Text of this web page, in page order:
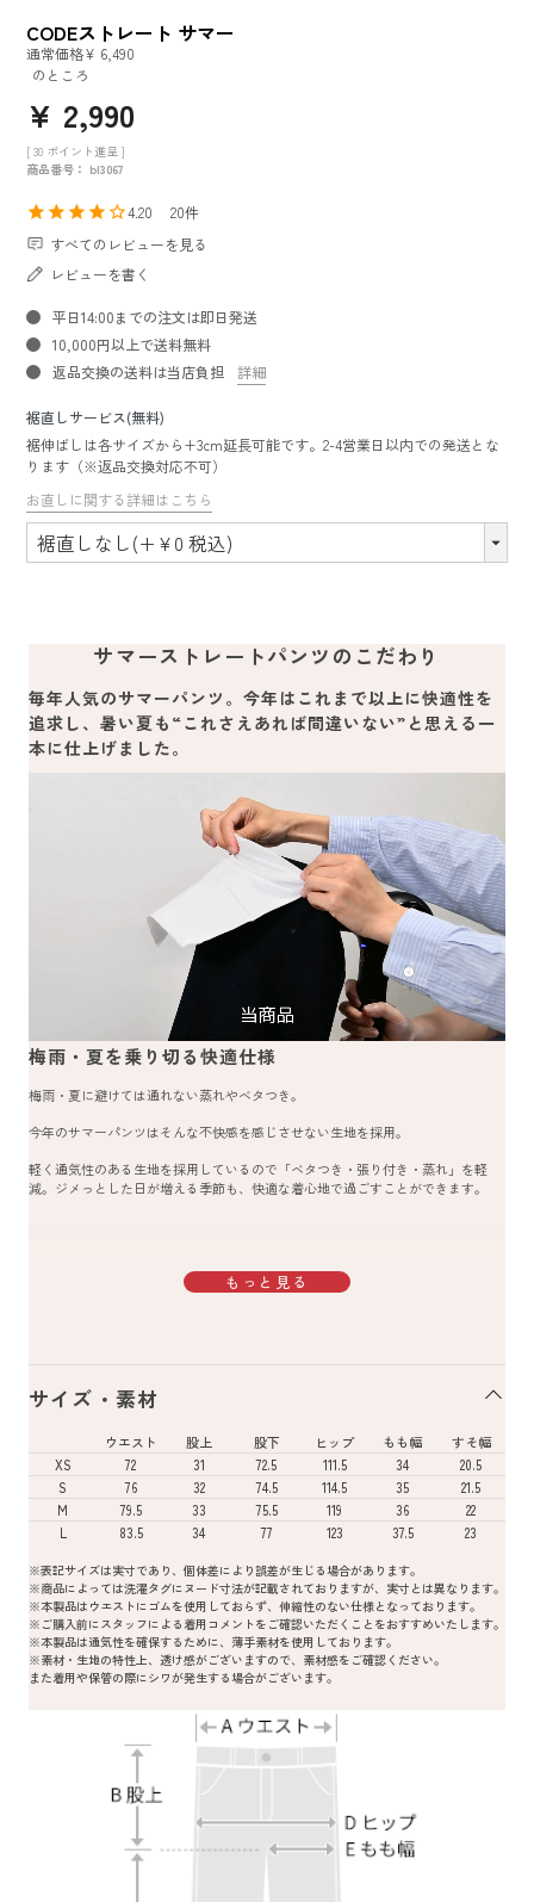
CODEストレート サマー
通常価格¥ 6,490
のところ
¥ 2,990
[ 30 ポイント進呈 ]
商品番号
bl3067
4.20
20
すべてのレビューを見る
レビューを書く
平日14:00までの注文は即日発送
10,000円以上で送料無料
返品交換の送料は当店負担
詳細
裾直しサービス(無料)
裾伸ばしは各サイズから+3cm延長可能です。2-4営業日以内での発送とな
ります（※返品交換対応不可）
お直しに関する詳細はこちら
サマーストレートパンツのこだわり
毎年人気のサマーパンツ。今年はこれまで以上に快適性を
追求し、暑い夏も“これさえあれば間違いない”と思える一
本に仕上げました。
梅雨・夏を乗り切る快適仕様
梅雨・夏に避けては通れない蒸れやベタつき。
今年のサマーパンツはそんな不快感を感じさせない生地を採用。
軽く通気性のある生地を採用しているので「ベタつき・張り付き・蒸れ」を軽
減。ジメっとした日が増える季節も、快適な着心地で過ごすことができます。
もっと見る
サイズ・素材
ウエスト 股上 股下 ヒップ もも幅
すそ幅
XS
72 31 72.5 111.5 34
20.5
S
76 32 74.5 114.5 35
21.5
M
79.5 33 75.5 119 36
22
L
83.5 34 77 123 37.5 23
※表記サイズは実寸であり、個体差により誤差が生じる場合があります。
※商品によっては洗濯タグにヌード寸法が記載されておりますが、実寸とは異なります。
※本製品はウエストにゴムを使用しておらず、伸縮性のない仕様となっております。
※ご購入前にスタッフによる着用コメントをご確認いただくことをおすすめいたします。
※本製品は通気性を確保するために、薄手素材を使用しております。
※素材・生地の特性上、透け感がございますので、素材感をご確認ください。
また着用や保管の際にシワが発生する場合がございます。